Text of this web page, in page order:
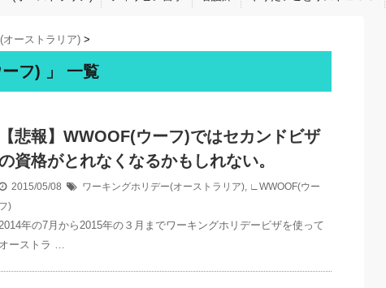
オーストラリア) >
フ) 」 一覧
【悲報】WWOOF(ウーフ)ではセカンドビザ
資格がとれなくなるかもしれない。
2015/05/08 ワーキングホリデー(オーストラリア), ∟WWOOF(ウー
フ)
年の7月から2015年の３月までワーキングホリデービザを使って
オーストラ …